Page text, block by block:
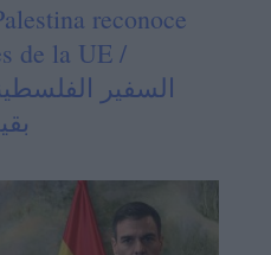
reconoce
de la UE /
السفير